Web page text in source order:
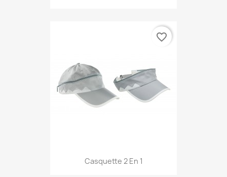
Casquette 2 En 1
favorite_border